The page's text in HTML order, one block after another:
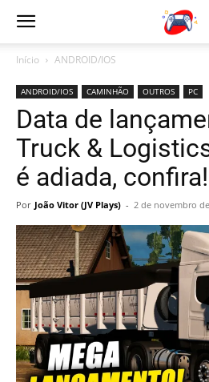
Início ANDROID/IOS
ANDROID/IOS CAMINHÃO OUTROS PC
Data de
Truck &
é adiada, confira!
Por João Vitor (JV Plays) - 2 de novembro